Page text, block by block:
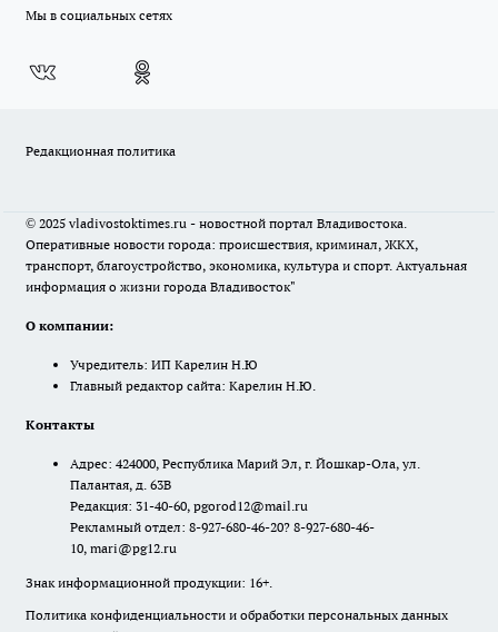
Мы в социальных сетях
Редакционная политика
© 2025 vladivostoktimes.ru - новостной портал Владивостока.
Оперативные новости города: происшествия, криминал, ЖКХ,
транспорт, благоустройство, экономика, культура и спорт. Актуальная
информация о жизни города Владивосток"
О компании:
Учредитель: ИП Карелин Н.Ю
Главный редактор сайта: Карелин Н.Ю.
Контакты
Адрес: 424000, Республика Марий Эл, г. Йошкар-Ола, ул.
Палантая, д. 63В
Редакция: 31-40-60, pgorod12@mail.ru
Рекламный отдел: 8-927-680-46-20? 8-927-680-46-
10, mari@pg12.ru
Знак информационной продукции: 16+.
Политика конфиденциальности и обработки персональных данных